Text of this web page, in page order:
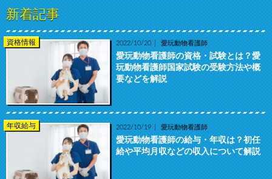
新着記事
資格情報 2022/10/20 愛玩動物看護師
愛玩動物看護師の資格・試験とは？愛
玩動物看護師国家試験の受験方法や概
要などを解説
年収給与 2022/10/19 愛玩動物看護師
愛玩動物看護師の給与・年収は？初任
給や平均月収などの収入について解説